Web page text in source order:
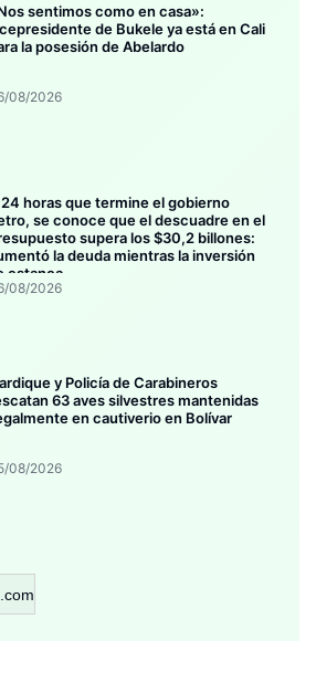
sentimos como en casa»:
de Bukele ya está en Cali
la posesión de Abelardo
08/2026
horas que termine el gobierno
se conoce que el descuadre en el
supera los $30,2 billones:
la deuda mientras la inversión
estanca
08/2026
y Policía de Carabineros
63 aves silvestres mantenidas
en cautiverio en Bolívar
08/2026